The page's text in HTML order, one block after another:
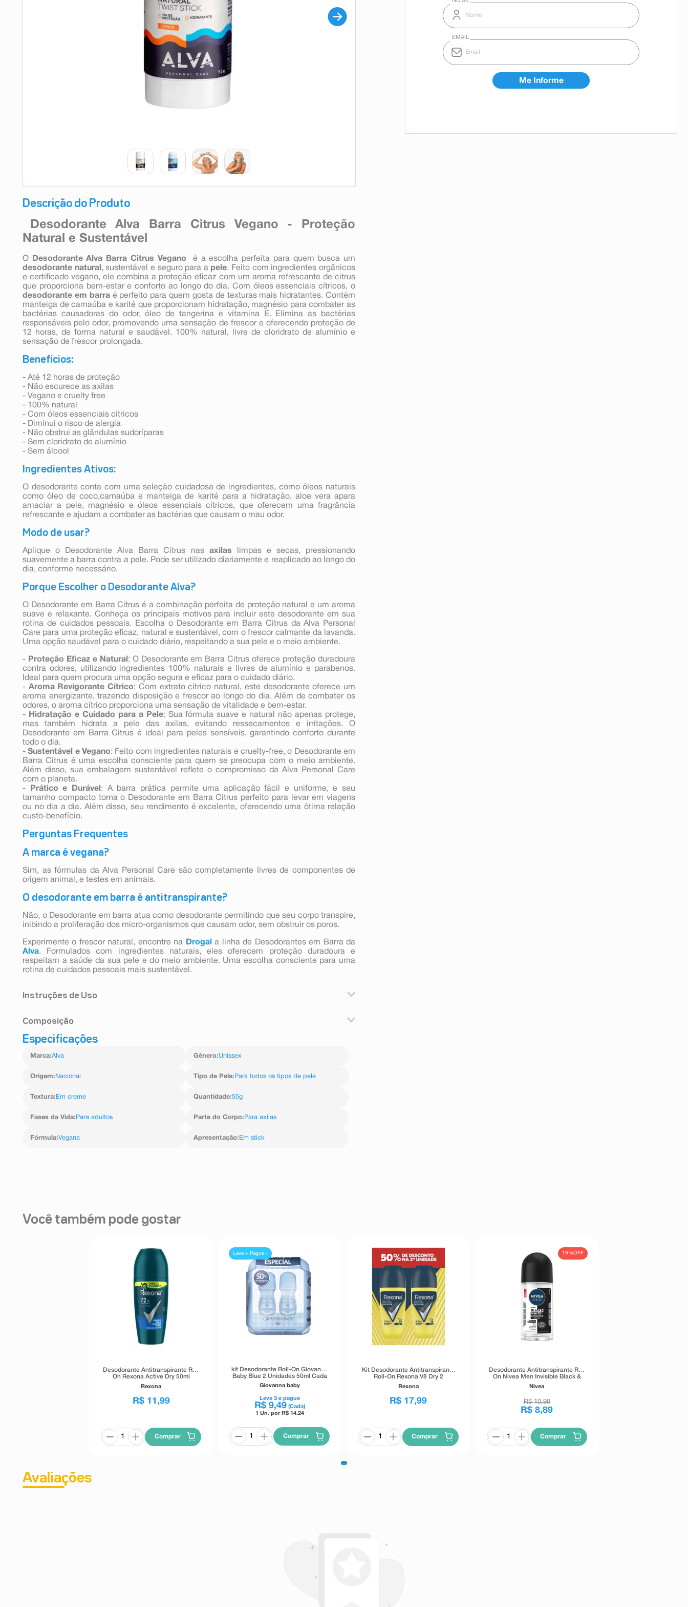
Descrição do Produto
Desodorante Alva Barra Citrus Vegano - Proteção
Natural e Sustentável
O Desodorante Alva Barra Citrus Vegano é a escolha perfeita para quem busca um
desodorante natural , sustentável e seguro para a pele. Feito com ingredientes orgânicos
e certificado vegano, ele combina a proteção eficaz com um aroma refrescante de citrus
que proporciona bem-estar e conforto ao longo do dia. Com óleos essenciais cítricos, o
desodorante em barraé perfeito para quem gosta de texturas mais hidratantes. Contém
manteiga de carnaúba e karité que proporcionam hidratação, magnésio para combater as
bactérias causadoras do odor, óleo de tangerina e vitamina E. Elimina as bactérias
responsáveis pelo odor, promovendo uma sensação de frescor e oferecendo proteção de
12 horas, de forma natural e saudável. 100% natural, livre de cloridrato de alumínio e
sensação de frescor prolongada.
Benefícios:
- Até 12 horas de proteção
- Não escurece as axilas
- Vegano e cruelty free
- 100% natural
- Com óleos essenciais cítricos
- Diminui o risco de alergia
- Não obstrui as glândulas sudoríparas
- Sem cloridrato de alumínio
- Sem álcool
Ingredientes Ativos:
O desodorante conta com uma seleção cuidadosa de ingredientes, como óleos naturais
como óleo de coco,carnaúba e manteiga de karité para a hidratação, aloe vera apara
amaciar a pele, magnésio e óleos essenciais cítricos, que oferecem uma fragrância
refrescante e ajudam a combater as bactérias que causam o mau odor.
Modo de usar?
Aplique o Desodorante Alva Barra Citrus nas axilas limpas e secas, pressionando
suavemente a barra contra a pele. Pode ser utilizado diariamente e reaplicado ao longo do
dia, conforme necessário.
Porque Escolher o Desodorante Alva?
O Desodorante em Barra Citrus é a combinação perfeita de proteção natural e um aroma
suave e relaxante. Conheça os principais motivos para incluir este desodorante em sua
rotina de cuidados pessoais. Escolha o Desodorante em Barra Citrus da Alva Personal
Care para uma proteção eficaz, natural e sustentável, com o frescor calmante da lavanda.
Uma opção saudável para o cuidado diário, respeitando a sua pele e o meio ambiente.
- Proteção Eficaz e Natural : O Desodorante em Barra Citrus oferece proteção duradoura
contra odores, utilizando ingredientes 100% naturais e livres de alumínio e parabenos.
Ideal para quem procura uma opção segura e eficaz para o cuidado diário.
- Aroma Revigorante Cítrico: Com extrato cítrico natural, este desodorante oferece um
aroma energizante, trazendo disposição e frescor ao longo do dia. Além de combater os
odores, o aroma cítrico proporciona uma sensação de vitalidade e bem-estar.
-
Hidratação e Cuidado para a Pele: Sua fórmula suave e natural não apenas protege,
mas também hidrata a pele das axilas, evitando ressecamentos e irritações. O
Desodorante em Barra Citrus é ideal para peles sensíveis, garantindo conforto durante
todo o dia.
-Sustentável e Vegano: Feito com ingredientes naturais e cruelty-free, o Desodorante em
Barra Citrus é uma escolha consciente para quem se preocupa com o meio ambiente.
Além disso, sua embalagem sustentável reflete o compromisso da Alva Personal Care
com o planeta.
-
Prático e Durável : A barra prática permite uma aplicação fácil e uniforme, e seu
tamanho compacto torna o Desodorante em Barra Citrus perfeito para levar em viagens
ou no dia a dia. Além disso, seu rendimento é excelente, oferecendo uma ótima relação
custo-benefício.
Perguntas Frequentes
A marca é vegana?
Sim, as fórmulas da Alva Personal Care são completamente livres de componentes de
origem animal, e testes em animais.
O desodorante em barra é antitranspirante?
Não, o Desodorante em barra atua como desodorante permitindo que seu corpo transpire,
inibindo a proliferação dos micro-organismos que causam odor, sem obstruir os poros.
Experimente o frescor natural, encontre na Drogal
a linha de Desodorantes em Barra da
Alva. Formulados com ingredientes naturais, eles oferecem proteção duradoura e
respeitam a saúde da sua pele e do meio ambiente. Uma escolha consciente para uma
rotina de cuidados pessoais mais sustentável.
Instruções de Uso
Usar somente nas áreas indicadas, não usar se a pele estiver irritada ou lesionada.
Composição
Caprylic/Capric triglyceride, Candelilla wax, Magnesium hydroxide, Butyrospermum parkii
Sorbitan stearate.
Especificações
Marca:Alva Gênero:Unissex
Origem: Nacional Tipo de Pele: Para todos os tipos de pele
Textura: Em creme Quantidade:55g
Fases da Vida: Para adultos Parte do Corpo: Para axilas
Fórmula:Vegana Apresentação: Em stick
Você também pode gostar
Desodorante Antitranspirante Roll
On Rexona Active Dry 50ml
Rexona
R$ 11 ,99
Comprar
Leve + Pague -
kit Desodorante Roll-On Giovanna
Baby Blue 2 Unidades 50ml Cada
Giovanna baby
Leve 3e pague
R$ 9,49 (Cada)
1 Un. por R$ 14.24
Comprar
Kit Desodorante Antitranspirante
Roll-On Rexona V8 Dry 2
Unidades 50ml Cada
Rexona
R$ 17,99
Comprar
19%OFF
Desodorante Antitranspirante Roll
On Nivea Men Invisible Black &
White 50ml
Nivea
R$ 10,99
R$ 8,89
Comprar
Avaliações
absorvente
shampoo